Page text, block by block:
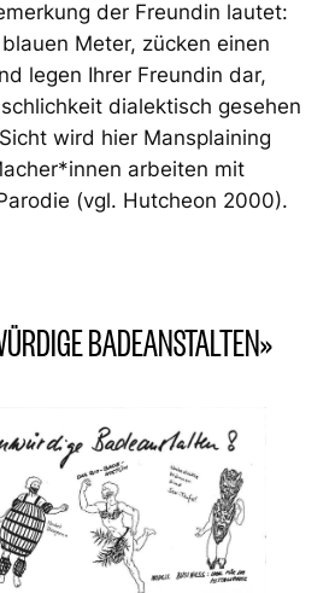
der Freundin lautet:
Meter, zücken einen
legen Ihrer Freundin dar,
dialektisch gesehen
wird hier Mansplaining
arbeiten mit
(vgl. Hutcheon 2000).
BADEANSTALTEN»